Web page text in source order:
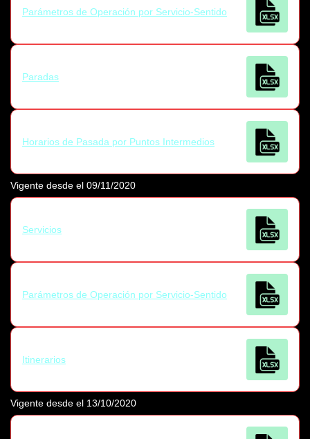
Parámetros de Operación por Servicio-Sentido
Paradas
Horarios de Pasada por Puntos Intermedios
Vigente desde el 09/11/2020
Servicios
Parámetros de Operación por Servicio-Sentido
Itinerarios
Vigente desde el 13/10/2020